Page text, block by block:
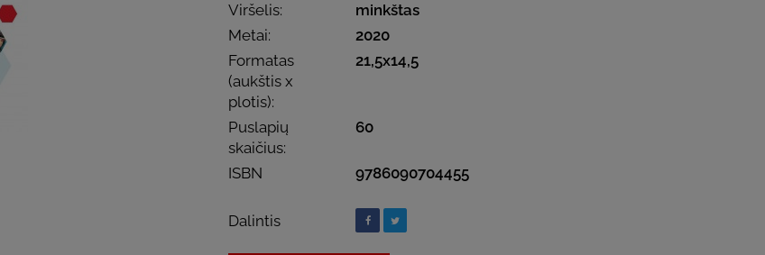
Viršelis:
minkštas
Metai:
2020
Formatas
(aukštis x
plotis):
21,5x14,5
Puslapių
skaičius:
60
ISBN 9786090704455
Dalintis